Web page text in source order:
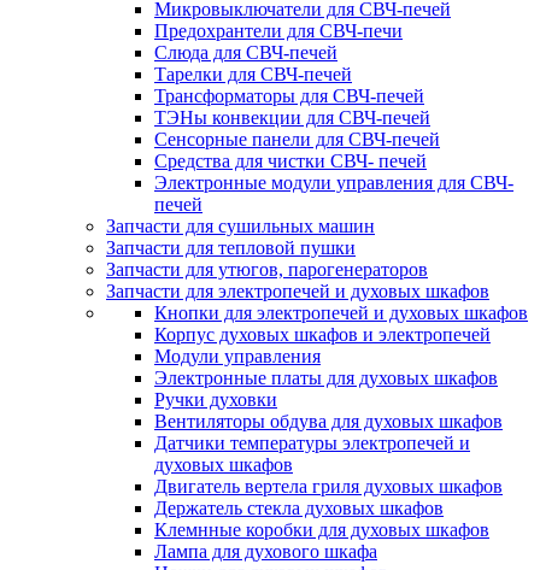
Микровыключатели для СВЧ-печей
Предохрантели для СВЧ-печи
Слюда для СВЧ-печей
Тарелки для СВЧ-печей
Трансформаторы для СВЧ-печей
ТЭНы конвекции для СВЧ-печей
Сенсорные панели для СВЧ-печей
Средства для чистки СВЧ- печей
Электронные модули управления для СВЧ-
печей
Запчасти для сушильных машин
Запчасти для тепловой пушки
Запчасти для утюгов, парогенераторов
Запчасти для электропечей и духовых шкафов
Кнопки для электропечей и духовых шкафов
Корпус духовых шкафов и электропечей
Модули управления
Электронные платы для духовых шкафов
Ручки духовки
Вентиляторы обдува для духовых шкафов
Датчики температуры электропечей и
духовых шкафов
Двигатель вертела гриля духовых шкафов
Держатель стекла духовых шкафов
Клемнные коробки для духовых шкафов
Лампа для духового шкафа